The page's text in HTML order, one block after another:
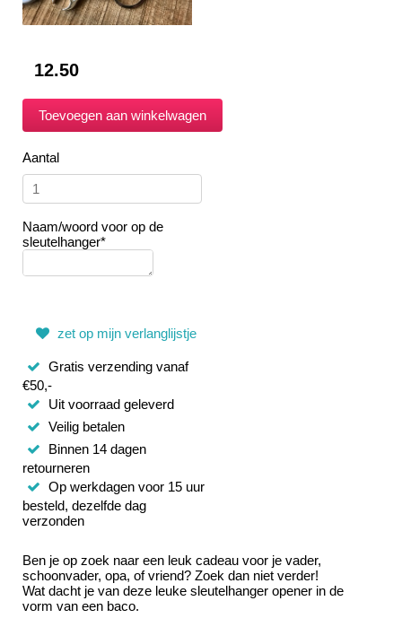
12.50
Aantal
Naam/woord voor op de
sleutelhanger*
zet op mijn verlanglijstje
Gratis verzending vanaf
€50,-
Uit voorraad geleverd
Veilig betalen
Binnen 14 dagen
retourneren
Op werkdagen voor 15 uur
besteld, dezelfde dag
verzonden
Ben je op zoek naar een leuk cadeau voor je vader,
schoonvader, opa, of vriend? Zoek dan niet verder!
Wat dacht je van deze leuke sleutelhanger opener in de
vorm van een baco.